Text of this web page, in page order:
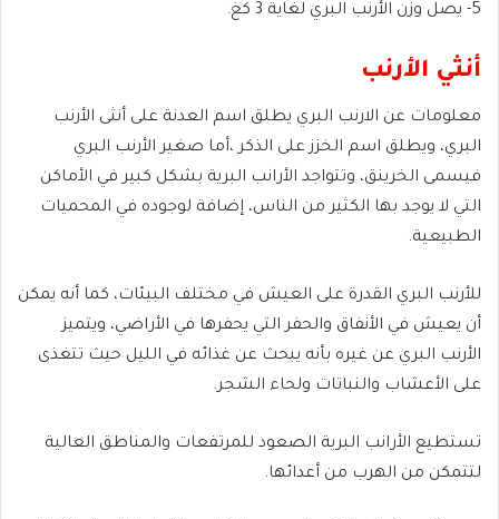
5- يصل وزن الأرنب البري لغاية 3 كغ.
أنثي الأرنب
معلومات عن الارنب البري يطلق اسم العدنة على أنثى الأرنب
البري، ويطلق اسم الخزز على الذكر ،أما صغير الأرنب البري
فيسمى الخرينق، وتتواجد الأرانب البرية بشكل كبير في الأماكن
التي لا يوجد بها الكثير من الناس، إضافة لوجوده في المحميات
الطبيعية.
للأرنب البري القدرة على العيش في مختلف البيئات، كما أنه يمكن
أن يعيش في الأنفاق والحفر التي يحفرها في الأراضي، ويتميز
الأرنب البري عن غيره بأنه يبحث عن غذائه في الليل حيث تتغذى
على الأعشاب والنباتات ولحاء الشجر.
تستطيع الأرانب البرية الصعود للمرتفعات والمناطق العالية
لتتمكن من الهرب من أعدائها.